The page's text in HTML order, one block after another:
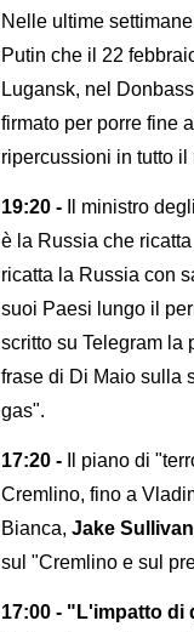
Nelle ultime
Putin che il 22
Lugansk, nel
firmato per porre fine
ripercussioni in tutto
19:20 - Il ministro
è la Russia che
ricatta la Russia con
suoi Paesi lungo il
scritto su Telegram la
frase di Di Maio sulla
gas".
17:20 -
Il piano di
Cremlino, fino a
Bianca, Jake Sullivan
sul "Cremlino e sul
17:00 - "L'impatto di